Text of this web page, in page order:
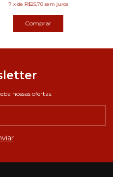
7 xde R$25,70 sem juros
nossas ofertas.